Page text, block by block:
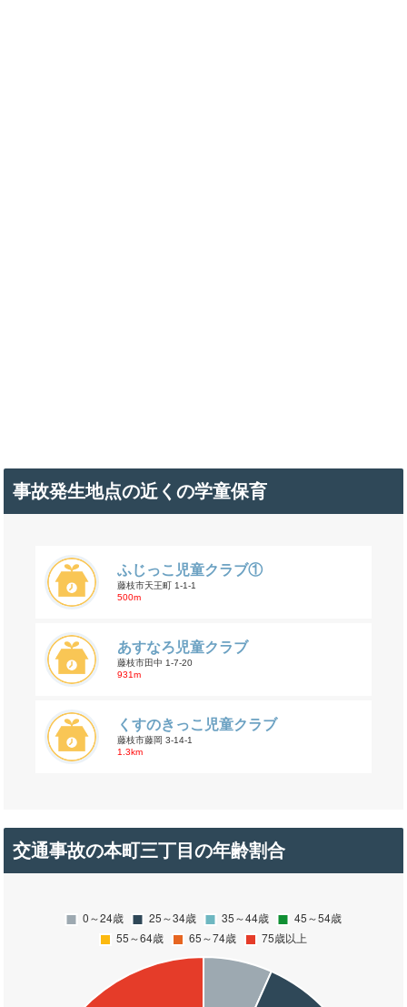
事故発生地点の近くの学童保育
ふじっこ児童クラブ①
藤枝市天王町 1-1-1
500m
あすなろ児童クラブ
藤枝市田中 1-7-20
931m
くすのきっこ児童クラブ
藤枝市藤岡 3-14-1
1.3km
交通事故の本町三丁目の年齢割合